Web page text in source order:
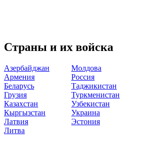
Страны и их войска
Азербайджан
Армения
Беларусь
Грузия
Казахстан
Кыргызстан
Латвия
Литва
Молдова
Россия
Таджикистан
Туркменистан
Узбекистан
Украина
Эстония